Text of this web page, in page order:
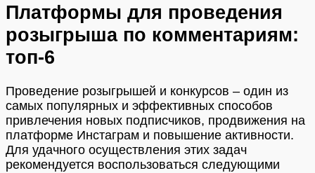
Платформы для проведения
розыгрыша по комментариям:
топ-6
Проведение розыгрышей и конкурсов – один из
самых популярных и эффективных способов
привлечения новых подписчиков, продвижения на
платформе Инстаграм и повышение активности.
Для удачного осуществления этих задач
рекомендуется воспользоваться следующими